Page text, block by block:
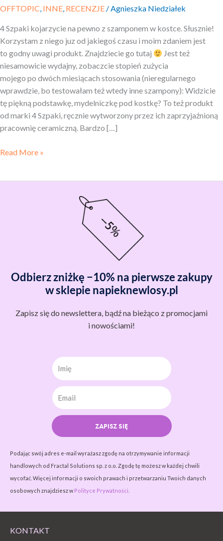
OFFTOPIC, INNE, RECENZJE /Agnieszka Niedziałek
4 Szpaki kojarzycie na pewno z szamponem w kostce. Słusznie!
Korzystam z niego juz od jakiegoś czasu i moim zdaniem jest
to godny uwagi produkt. Znajdziecie go tutaj
Jest też
niesamowicie wydajny, zobaczcie stopień zużycia
mojego po dwóch miesiącach stosowania (nieregularnego
wprawdzie, bo testowałam też wtedy inne szampony): Widzicie
tę piękną podstawkę, mydelniczkę pod kostkę? To też produkt
od marki 4 Szpaki, ręcznie wytworzony przez ich zaprzyjaźnioną
pracownię ceramiczną. Bardzo […]
Read More »
Odbierz zniżkę −10% na pierwsze zakupy
w sklepie napieknewlosy.pl
Zapisz się do newslettera, bądź na bieżąco z promocjami
i nowościami!
Imię
ZAPISZ SIĘ
Podając swój adres e-mail wyrażasz zgodę na otrzymywanie informacji
handlowych od Fractal Solutions sp. z o.o. Zgodę tę możesz w każdej chwili
wycofać. Więcej informacji o swoich prawach i przetwarzaniu Twoich danych
osobowych znajdziesz w Polityce Prywatności.
KONTAKT